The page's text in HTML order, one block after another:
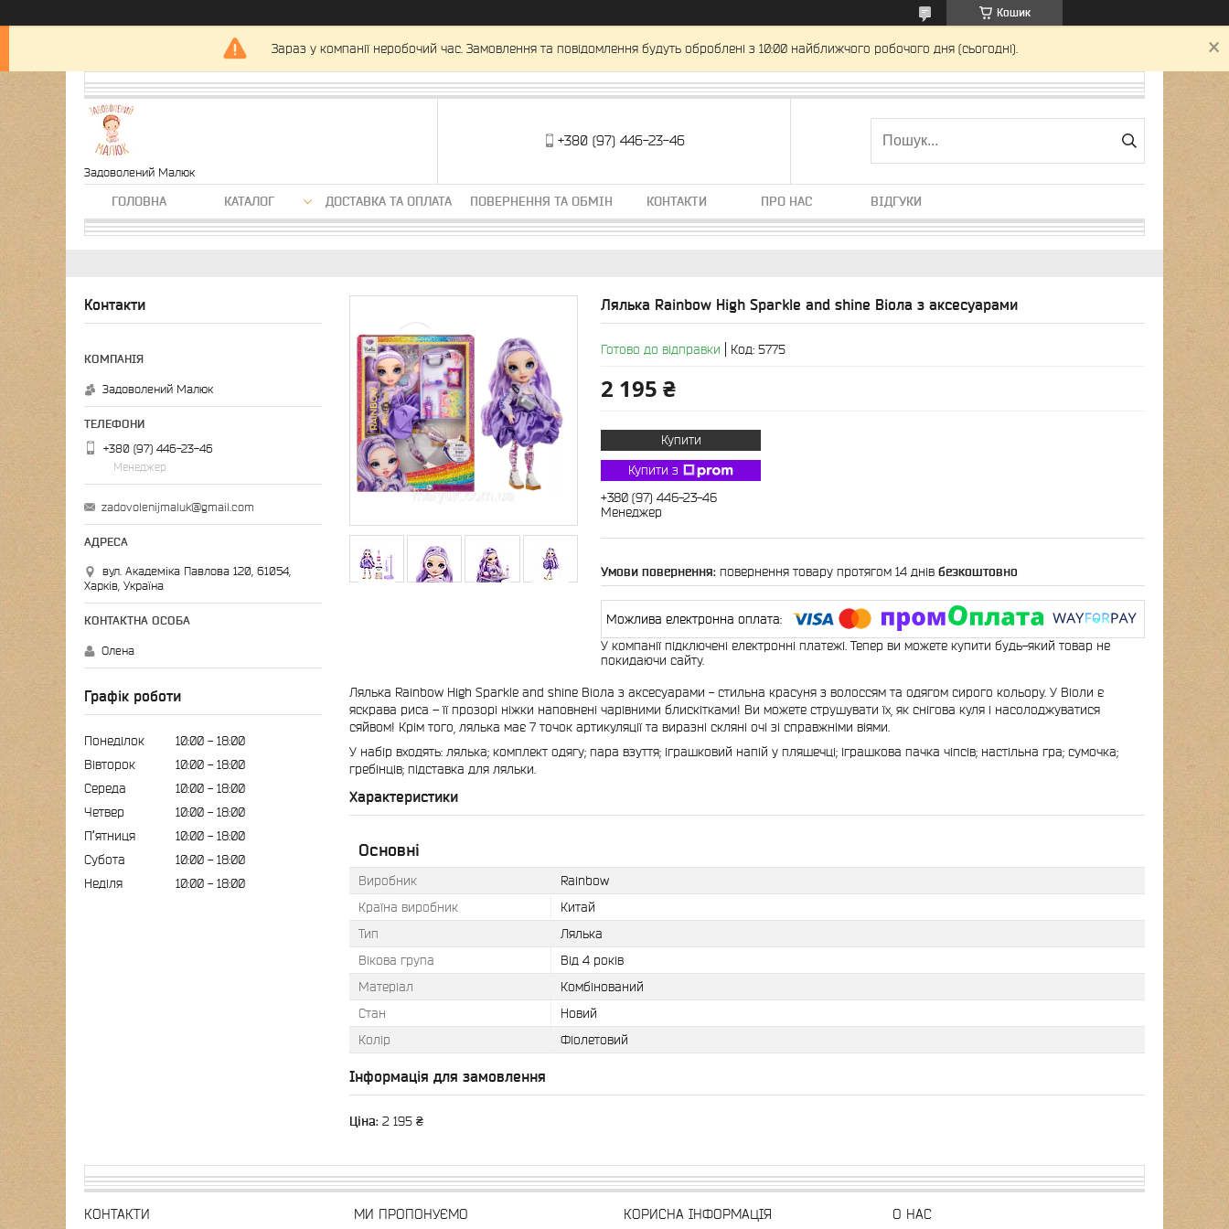
Кошик
Зараз у компанії неробочий час. Замовлення та повідомлення будуть оброблені з 10:00 найближчого робочого дня (сьогодні).
Задоволений Малюк
+380 (97) 446-23-46
ГОЛОВНА КАТАЛОГ ДОСТАВКА ТА ОПЛАТА ПОВЕРНЕННЯ ТА ОБМІН КОНТАКТИ ПРО НАС ВІДГУКИ
Лялька Rainbow High Sparkle and shine Віола з аксесуарами
Готово до відправки Код: 5775
2 195 ₴
Купити
Купити з
+380 (97) 446-23-46
Менеджер
повернення товару протягом 14 днів безкоштовно
У компанії підключені електронні платежі. Тепер ви можете купити будь-який товар не
покидаючи сайту.
Лялька Rainbow High Sparkle and shine Віола з аксесуарами - стильна красуня з волоссям та одягом сирого кольору. У Віоли є
яскрава риса – її прозорі ніжки наповнені чарівними блискітками! Ви можете струшувати їх, як снігова куля і насолоджуватися
сяйвом! Крім того, лялька має 7 точок артикуляції та виразні скляні очі зі справжніми віями.
У набір входять: лялька; комплект одягу; пара взуття; іграшковий напій у пляшечці; іграшкова пачка чіпсів; настільна гра; сумочка;
гребінців; підставка для ляльки.
Характеристики
Основні
Виробник
Rainbow
Країна виробник
Китай
Тип
Лялька
Вікова група
Від 4 років
Матеріал
Комбінований
Стан
Новий
Колір
Фіолетовий
Інформація для замовлення
Ціна: 2 195 ₴
Контакти
Задоволений Малюк
+380 (97) 446-23-46
Менеджер
zadovolenijmaluk@gmail.com
вул. Академіка Павлова 120, 61054,
Харків, Україна
Олена
Графік роботи
Понеділок 10:00
18:00
Вівторок
10:00
18:00
Середа
10:00
18:00
Четвер
10:00
18:00
Пʼятниця
10:00
18:00
Субота
10:00
18:00
Неділя
10:00 18:00
КОНТАКТИ МИ ПРОПОНУЄМО КОРИСНА ІНФОРМАЦІЯ О НАС